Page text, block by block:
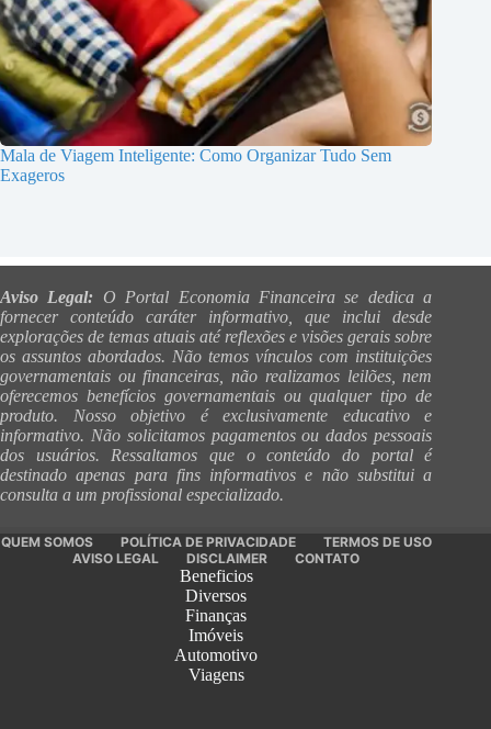
Mala de Viagem Inteligente: Como Organizar Tudo Sem
Exageros
Aviso Legal: O Portal Economia Financeira se dedica a
fornecer conteúdo caráter informativo, que inclui desde
explorações de temas atuais até reflexões e visões gerais sobre
os assuntos abordados. Não temos vínculos com instituições
governamentais ou financeiras, não realizamos leilões, nem
oferecemos benefícios governamentais ou qualquer tipo de
produto. Nosso objetivo é exclusivamente educativo e
informativo. Não solicitamos pagamentos ou dados pessoais
dos usuários. Ressaltamos que o conteúdo do portal é
destinado apenas para fins informativos e não substitui a
consulta a um profissional especializado.
QUEM SOMOS POLÍTICA DE PRIVACIDADE
TERMOS DE USO
AVISO LEGAL
DISCLAIMER CONTATO
Beneficios
Diversos
Finanças
Imóveis
Automotivo
Viagens